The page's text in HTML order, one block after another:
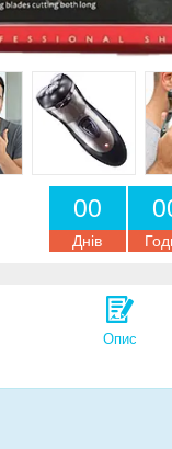
00
Днів
0
Опис